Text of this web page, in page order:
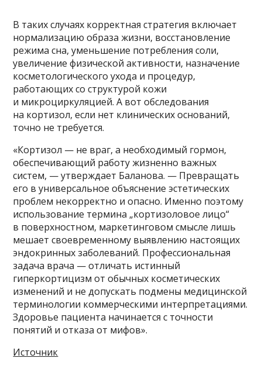
В таких случаях корректная стратегия включает
нормализацию образа жизни, восстановление
режима сна, уменьшение потребления соли,
увеличение физической активности, назначение
косметологического ухода и процедур,
работающих со структурой кожи
и микроциркуляцией. А вот обследования
на кортизол, если нет клинических оснований,
точно не требуется.
«Кортизол — не враг, а необходимый гормон,
обеспечивающий работу жизненно важных
систем, — утверждает Баланова. — Превращать
его в универсальное объяснение эстетических
проблем некорректно и опасно. Именно поэтому
использование термина „кортизоловое лицо“
в поверхностном, маркетинговом смысле лишь
мешает своевременному выявлению настоящих
эндокринных заболеваний. Профессиональная
задача врача — отличать истинный
гиперкортицизм от обычных косметических
изменений и не допускать подмены медицинской
терминологии коммерческими интерпретациями.
Здоровье пациента начинается с точности
понятий и отказа от мифов».
Источник